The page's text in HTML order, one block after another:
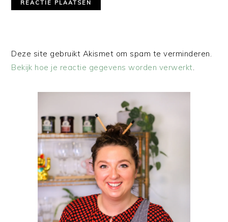
Deze site gebruikt Akismet om spam te verminderen.
Bekijk hoe je reactie gegevens worden verwerkt